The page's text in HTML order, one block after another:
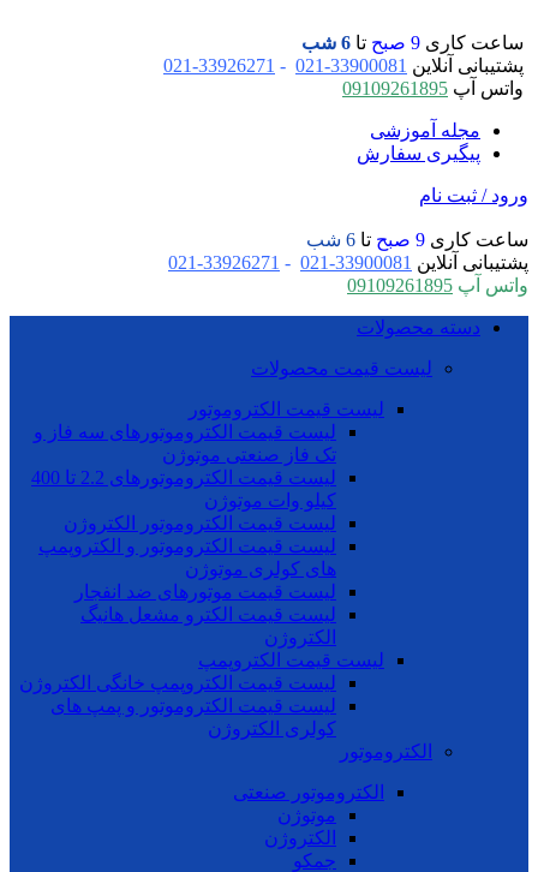
ساعت کاری 9 صبح تا 6 شب
پشتیبانی آنلاین 33900081-021
-
33926271-021
واتس آپ 09109261895
مجله آموزشی
پیگیری سفارش
ورود / ثبت نام
ساعت کاری 9 صبح تا 6 شب
پشتیبانی آنلاین 33900081-021
-
33926271-021
واتس آپ 09109261895
دسته محصولات
لیست قیمت محصولات
لیست قیمت الکتروموتور
لیست قیمت الکتروموتورهای سه فاز و
تک فاز صنعتی موتوژن
لیست قیمت الکتروموتورهای 2.2 تا 400
کیلو وات موتوژن
لیست قیمت الکتروموتور الکتروژن
لیست قیمت الکتروموتور و الکتروپمپ
های کولری موتوژن
لیست قیمت موتورهای ضد انفجار
لیست قیمت الکترو مشعل هانیگ
الکتروژن
لیست قیمت الکتروپمپ
لیست قیمت الکتروپمپ خانگی الکتروژن
لیست قیمت الکتروموتور و پمپ های
کولری الکتروژن
الکتروموتور
الکتروموتور صنعتی
موتوژن
الکتروژن
جمکو